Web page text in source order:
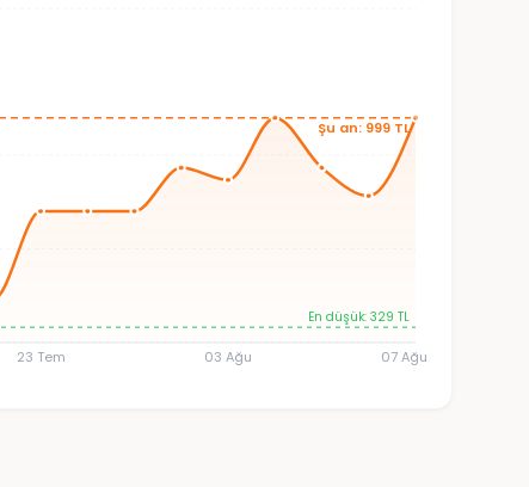
23 Tem 03 Ağu 07 Ağu
Şu an: 999 TL
En düşük: 329 TL